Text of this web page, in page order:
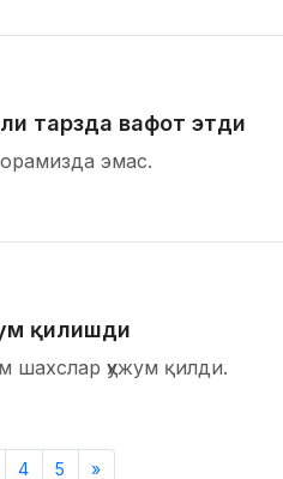
тарзда вафот этди
эмас.
қилишди
шахслар ҳужум қилди.
4 5 »